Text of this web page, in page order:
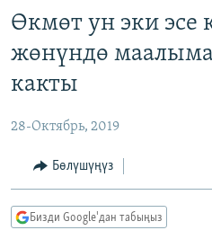
Издөөгө
салыңызКЫРГЫЗСТАН
МАДАНИЯТ
УКРАИНА
ТВ ПРОГРАММАЛАР
БҮГҮН АЗАТТЫКТА
ПОДКАСТ
Өкмөт ун эки эсе
жөнүндө
какты
28-Октябрь, 2019
Бөлүшүңүз
Бизди Google'дан табыңыз